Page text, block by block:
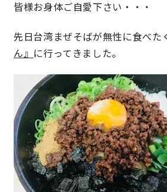
来店・見学
OWNER’S SITE オー
nattokuグループコーポレ
皆様お身体ご自愛下さい・・・
先日台湾まぜそばが無性に食べた
ん』 に行ってきました。